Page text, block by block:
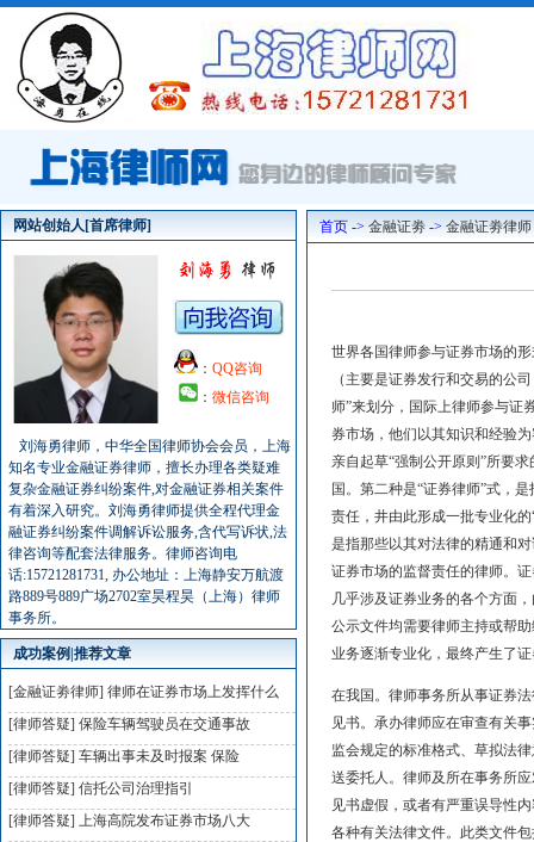
网站创始人[首席律师]
： QQ咨询
： 微信咨询
刘海勇律师，中华全国律师协会会员，上海
知名专业金融证券律师，擅长办理各类疑难
复杂金融证券纠纷案件,对金融证券相关案件
有着深入研究。刘海勇律师提供全程代理金
融证券纠纷案件调解诉讼服务,含代写诉状,法
律咨询等配套法律服务。律师咨询电
话:15721281731, 办公地址：上海静安万航渡
路889号889广场2702室昊程昊（上海）律师
事务所。
成功案例|推荐文章
[金融证劵律师] 律师在证券市场上发挥什么
[律师答疑] 保险车辆驾驶员在交通事故
[律师答疑] 车辆出事未及时报案 保险
[律师答疑] 信托公司治理指引
[律师答疑] 上海高院发布证券市场八大
首页 -> 金融证劵 -> 金融证劵律师
世界各国律师参与证券市场的
（主要是证券发行和交易的公
师”来划分，国际上律师参与证
券市场，他们以其知识和经验
亲自起草“强制公开原则”所要
国。第二种是“证券律师”式，
责任，井由此形成一批专业化
是指那些以其对法律的精通和
证券市场的监督责任的律师。
几乎涉及证券业务的各个方面
公示文件均需要律师主持或帮
业务逐渐专业化，最终产生了
在我国。律师事务所从事证券
见书。承办律师应在审查有关
监会规定的标准格式、草拟法
送委托人。律师及所在事务所
见书虚假，或者有严重误导性
各种有关法律文件。此类文件